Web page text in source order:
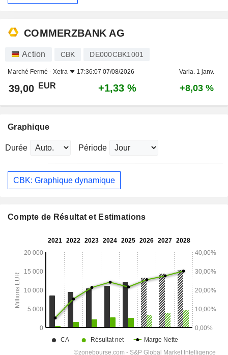
COMMERZBANK AG
Action CBK DE000CBK1001
Marché Fermé - Xetra 17:36:07 07/08/2026 Varia. 1 janv.
39,00 EUR +1,33 % +8,03 %
Graphique
Durée Période
CBK: Graphique dynamique
Compte de Résultat et Estimations